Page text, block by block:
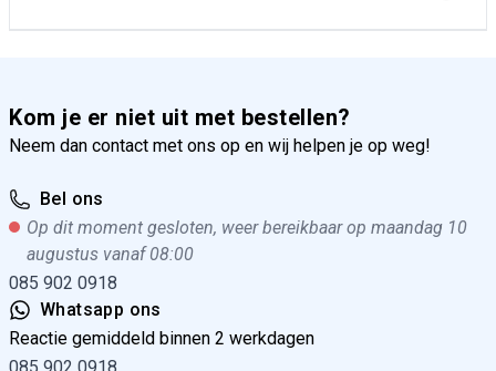
Kom je er niet uit met bestellen?
Neem dan contact met ons op en wij helpen je op weg!
Bel ons
Op dit moment gesloten, weer bereikbaar op maandag 10
augustus vanaf 08:00
085 902 0918
Whatsapp ons
Reactie gemiddeld binnen 2 werkdagen